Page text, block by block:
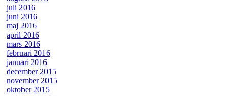
juli 2016
juni 2016
maj 2016
april 2016
mars 2016
februari 2016
januari 2016
december 2015
november 2015
oktober 2015